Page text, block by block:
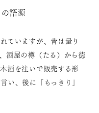
の語源
ていますが、昔は量り
酒屋の樽（たる）から徳
酒を注いで販売する形
い、後に「もっきり」